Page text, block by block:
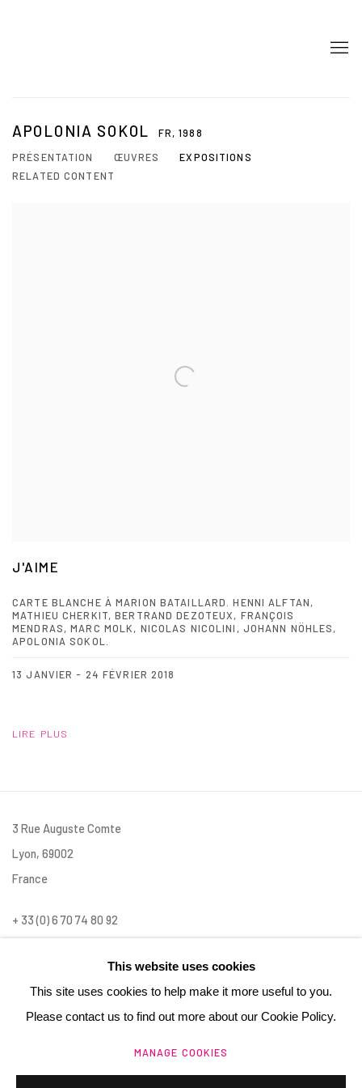
APOLONIA SOKOL FR,1988
PRÉSENTATION
ŒUVRES
EXPOSITIONS
RELATED CONTENT
J'AIME
CARTE BLANCHE À MARION BATAILLARD. HENNI ALFTAN,
MATHIEU CHERKIT, BERTRAND DEZOTEUX, FRANÇOIS
MENDRAS, MARC MOLK, NICOLAS NICOLINI, JOHANN NÖHLES,
APOLONIA SOKOL.
13 JANVIER - 24 FÉVRIER 2018
LIRE PLUS
3 Rue Auguste Comte
Lyon, 69002
France
+ 33 (0) 6 70 74 80 92
This website uses cookies
This site uses cookies to help make it more useful to you.
Please contact us to find out more about our Cookie Policy.
MANAGE COOKIES